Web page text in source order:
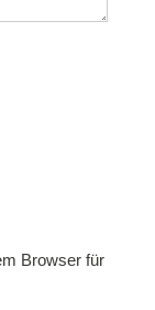
Browser für